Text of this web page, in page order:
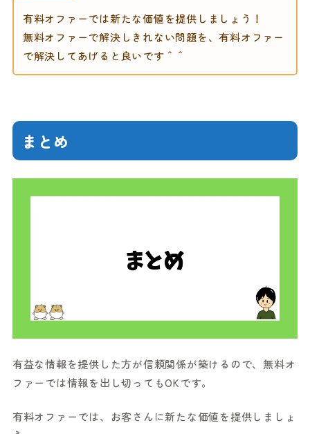
有料オファーでは新たな価値を提供しましょう！
無料オファーで解決しきれない問題を、有料オファー
で解決してあげると良いです＾＾
まとめ
有益な情報を提供した方が信頼関係が築けるので、無料オ
ファーでは情報を出し切ってもOKです。
有料オファーでは、お客さんに新たな価値を提供しましょ